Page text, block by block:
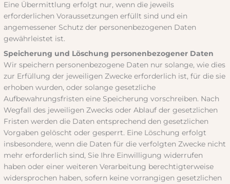
Eine Übermittlung erfolgt nur, wenn die jeweils
erforderlichen Voraussetzungen erfüllt sind und ein
angemessener Schutz der personenbezogenen Daten
gewährleistet ist.
Speicherung und Löschung personenbezogener Daten
Wir speichern personenbezogene Daten nur solange, wie dies
zur Erfüllung der jeweiligen Zwecke erforderlich ist, für die sie
erhoben wurden, oder solange gesetzliche
Aufbewahrungsfristen eine Speicherung vorschreiben. Nach
Wegfall des jeweiligen Zwecks oder Ablauf der gesetzlichen
Fristen werden die Daten entsprechend den gesetzlichen
Vorgaben gelöscht oder gesperrt. Eine Löschung erfolgt
insbesondere, wenn die Daten für die verfolgten Zwecke nicht
mehr erforderlich sind, Sie Ihre Einwilligung widerrufen
haben oder einer weiteren Verarbeitung berechtigterweise
widersprochen haben, sofern keine vorrangigen gesetzlichen